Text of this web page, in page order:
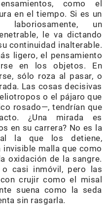
como el
en el tiempo. Si es un
un
le va dictando
continuidad inalterable.
ligero, el pensamiento
en los objetos. En
sólo roza al pasar, o
Las cosas decisivas
o el pájaro que
rosado—, tendrían que
¿Una mirada es
en su carrera? No es la
la que los detiene,
malla que como
oxidación de la sangre.
casi inmóvil, pero las
crujir como el misal
suena como la seda
sin rasgarla.